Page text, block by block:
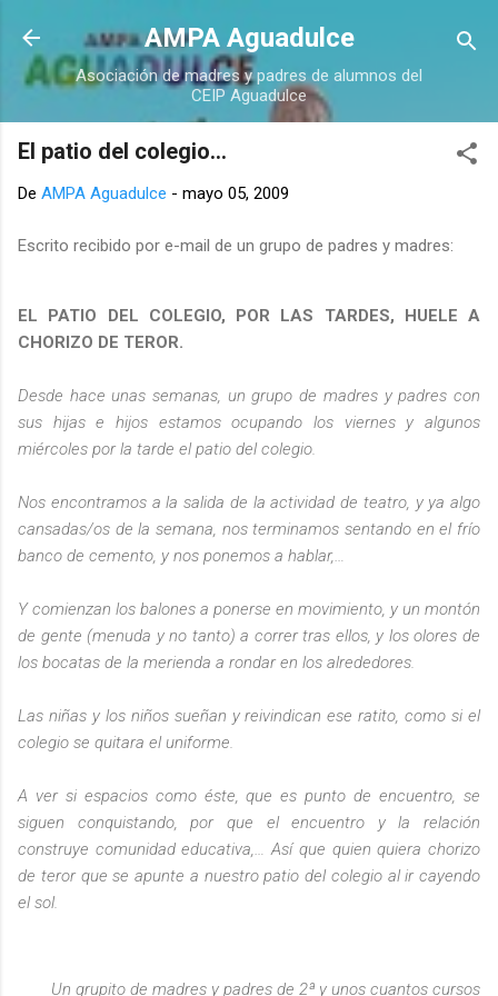
Ir al contenido principal
AMPA Aguadulce
Asociación de madres y padres de alumnos del
CEIP Aguadulce
El patio del colegio...
De AMPA Aguadulce - mayo 05, 2009
Escrito recibido por e-mail de un grupo de padres y madres:
EL PATIO DEL COLEGIO, POR LAS TARDES, HUELE A
CHORIZO DE TEROR.
Desde hace unas semanas, un grupo de madres y padres con
sus hijas e hijos estamos ocupando los viernes y algunos
miércoles por la tarde el patio del colegio.
Nos encontramos a la salida de la actividad de teatro, y ya algo
cansadas/os de la semana, nos terminamos sentando en el frío
banco de cemento, y nos ponemos a hablar,…
Y comienzan los balones a ponerse en movimiento, y un montón
de gente (menuda y no tanto) a correr tras ellos, y los olores de
los bocatas de la merienda a rondar en los alrededores.
Las niñas y los niños sueñan y reivindican ese ratito, como si el
colegio se quitara el uniforme.
A ver si espacios como éste, que es punto de encuentro, se
siguen conquistando, por que el encuentro y la relación
construye comunidad educativa,… Así que quien quiera chorizo
de teror que se apunte a nuestro patio del colegio al ir cayendo
el sol.
Un grupito de madres y padres de 2ª y unos cuantos cursos